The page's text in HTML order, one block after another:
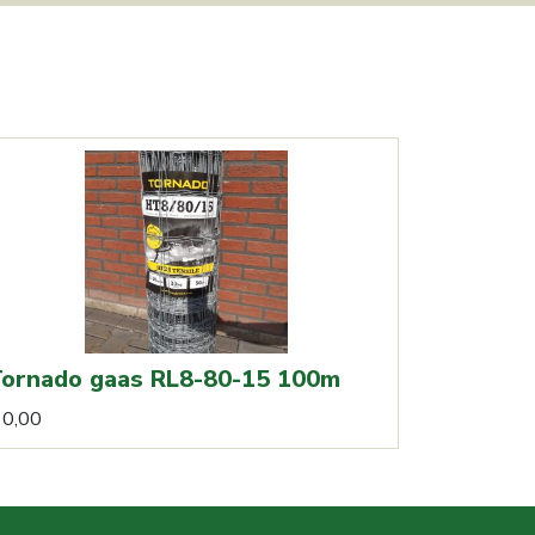
gaas RL8-80-15 100m